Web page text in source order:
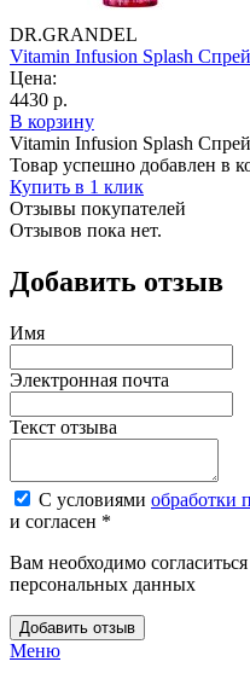
DR.GRANDEL
Vitamin Infusion Splash
Цена:
4430 р.
В корзину
Vitamin Infusion Splash
Товар успешно добавлен в
Купить в 1 клик
Отзывы покупателей
Отзывов пока нет.
Добавить отзыв
Имя
Электронная почта
Текст отзыва
С условиями обработки
и согласен *
Вам необходимо
персональных данных
Добавить отзыв
Меню